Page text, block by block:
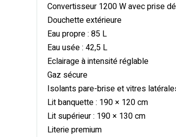
Convertisseur 1200 W avec prise
Douchette extérieure
Eau propre : 85 L
Eau usée : 42,5 L
Eclairage à intensité réglable
Gaz sécure
Isolants pare-brise et vitres
Lit banquette : 190 × 120 cm
Lit supérieur : 190 × 130 cm
Literie premium